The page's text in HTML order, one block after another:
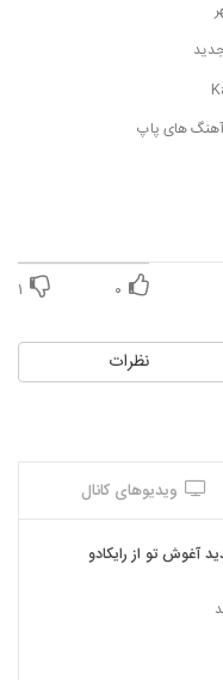
از فرهاد زندوکیلی
ستاره از کسری کریمی به
چاردولی حبس ابد
کهتری(پاپ)
آهنگ های پاپ
۰ ۱
نظرات
ویدیوهای کانال
آغوش تو از رایکادو